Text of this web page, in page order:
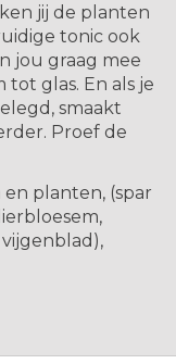
jij de planten
tonic ook
jou graag mee
glas. En als je
smaakt
Proef de
planten, (spar